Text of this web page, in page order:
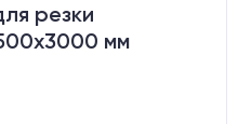
резки
мм